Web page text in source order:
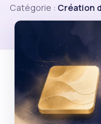
Catégorie : Création